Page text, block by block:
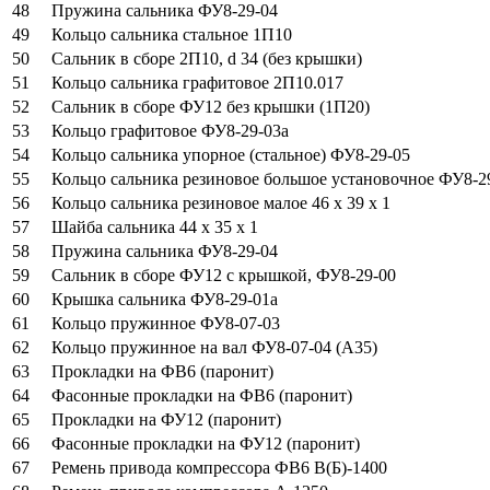
48
Пружина сальника ФУ8-29-04
49
Кольцо сальника стальное 1П10
50
Сальник в сборе 2П10, d 34 (без крышки)
51
Кольцо сальника графитовое 2П10.017
52
Сальник в сборе ФУ12 без крышки (1П20)
53
Кольцо графитовое ФУ8-29-03а
54
Кольцо сальника упорное (стальное) ФУ8-29-05
55
Кольцо сальника резиновое большое установочное ФУ8-
56
Кольцо сальника резиновое малое 46 х 39 х 1
57
Шайба сальника 44 х 35 х 1
58
Пружина сальника ФУ8-29-04
59
Сальник в сборе ФУ12 с крышкой, ФУ8-29-00
60
Крышка сальника ФУ8-29-01а
61
Кольцо пружинное ФУ8-07-03
62
Кольцо пружинное на вал ФУ8-07-04 (А35)
63
Прокладки на ФВ6 (паронит)
64
Фасонные прокладки на ФВ6 (паронит)
65
Прокладки на ФУ12 (паронит)
66
Фасонные прокладки на ФУ12 (паронит)
67
Ремень привода компрессора ФВ6 В(Б)-1400